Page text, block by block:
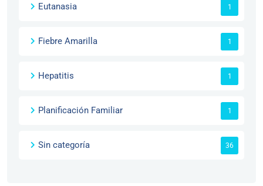
Eutanasia 1
Fiebre Amarilla 1
Hepatitis 1
Planificación Familiar 1
Sin categoría 36